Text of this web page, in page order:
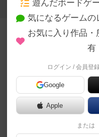
453名 0名 0
アンマッチドの拡張「
これ1つで遊ぶ事は出来
持たないキャラでライ
す。カードには追加行
り懐に入って連続攻撃
イントによるカード効
遊んだボードゲ
気になるゲームの
お気に入り作品
有
ログイン / 会員登
Google
Apple
または